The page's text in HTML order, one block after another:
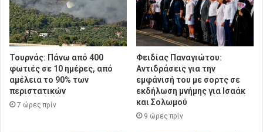
Τουρνάς: Πάνω από 400
φωτιές σε 10 ημέρες, από
αμέλεια το 90% των
περιστατικών
7 ώρες πρίν
Φειδίας Παναγιώτου:
Αντιδράσεις για την
εμφάνισή του με σορτς σε
εκδήλωση μνήμης για Ισαάκ
και Σολωμού
9 ώρες πρίν